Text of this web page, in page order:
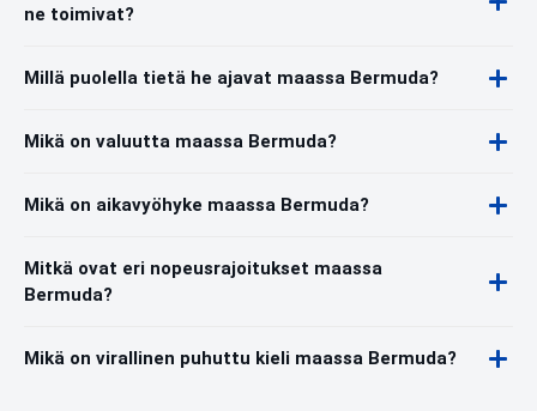
ne toimivat?
Millä puolella tietä he ajavat maassa Bermuda?
Mikä on valuutta maassa Bermuda?
Mikä on aikavyöhyke maassa Bermuda?
Mitkä ovat eri nopeusrajoitukset maassa
Bermuda?
Mikä on virallinen puhuttu kieli maassa Bermuda?